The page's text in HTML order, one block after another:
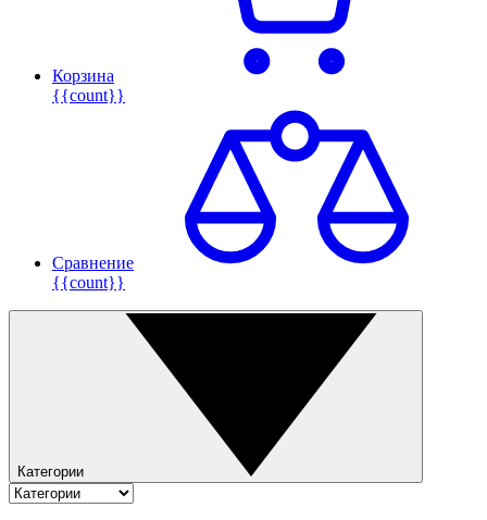
Корзина
{{count}}
Сравнение
{{count}}
Категории